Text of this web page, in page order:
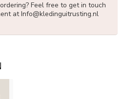
Feel free to get in touch
atInfo@kledinguitrusting.nl